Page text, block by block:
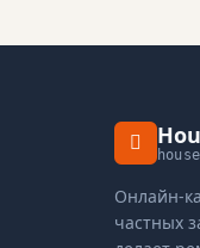
Онлайн-
частных